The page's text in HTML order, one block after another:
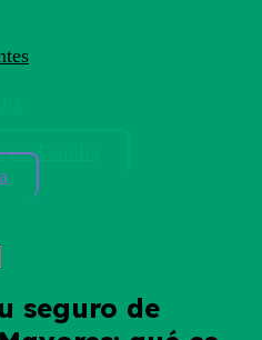
y/o Familia
seguro de